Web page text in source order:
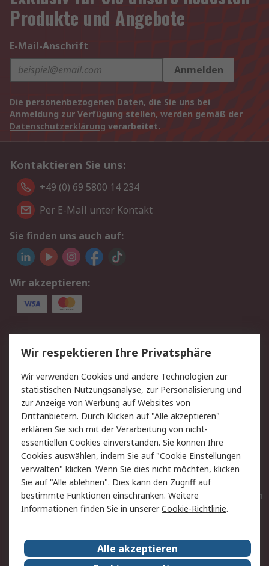
Produkte und Angebote
E-Mail-Anschrift
Anmelden
Die personenbezogenen Daten, die Sie uns bei
Anmeldung zur Verfügung stellen, werden gemäß der
Datenschutzerklärung verarbeitet.
Kontaktieren Sie uns:
+49 (0) 69 5800 14 234
Per E-Mail unter Kontakt
Sie finden uns auch auf:
Wir akzeptieren:
Service
Value Added Services
Lieferlösungen
Rücksendungen
Kontakt
Hilfe
Privatkunden
Rechtliches
AGB
Datenschutz
Cookie-Richtlinie
Zahlungsbedingungen
Copyright/Impressum
Entsorgung
Elektrogeräte/Batterien
RS weltweit
Wir respektieren Ihre Privatsphäre
Wir verwenden Cookies und andere Technologien zur
statistischen Nutzungsanalyse, zur Personalisierung und
zur Anzeige von Werbung auf Websites von
Drittanbietern. Durch Klicken auf "Alle akzeptieren"
erklären Sie sich mit der Verarbeitung von nicht-
essentiellen Cookies einverstanden. Sie können Ihre
Cookies auswählen, indem Sie auf "Cookie Einstellungen
verwalten" klicken. Wenn Sie dies nicht möchten, klicken
Sie auf "Alle ablehnen". Dies kann den Zugriff auf
bestimmte Funktionen einschränken. Weitere
Informationen finden Sie in unsererCookie-Richtlinie.
Alle akzeptieren